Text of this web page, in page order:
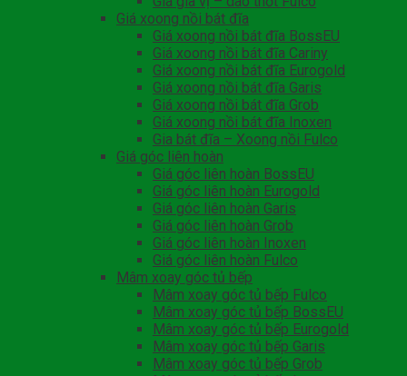
Giá xoong nồi bát đĩa
Giá xoong nồi bát đĩa BossEU
Giá xoong nồi bát đĩa Cariny
Giá xoong nồi bát đĩa Eurogold
Giá xoong nồi bát đĩa Garis
Giá xoong nồi bát đĩa Grob
Giá xoong nồi bát đĩa Inoxen
Gia bát đĩa – Xoong nồi Fulco
Giá góc liên hoàn
Giá góc liên hoàn BossEU
Giá góc liên hoàn Eurogold
Giá góc liên hoàn Garis
Giá góc liên hoàn Grob
Giá góc liên hoàn Inoxen
Giá góc liên hoàn Fulco
Mâm xoay góc tủ bếp
Mâm xoay góc tủ bếp Fulco
Mâm xoay góc tủ bếp BossEU
Mâm xoay góc tủ bếp Eurogold
Mâm xoay góc tủ bếp Garis
Mâm xoay góc tủ bếp Grob